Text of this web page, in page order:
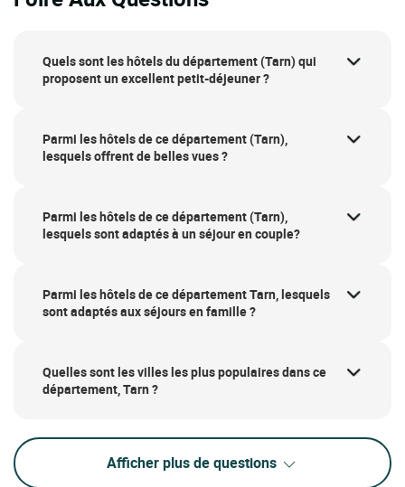
Quels sont les hôtels du département (Tarn) qui
proposent un excellent petit-déjeuner ?
Parmi les hôtels de ce département (Tarn),
lesquels offrent de belles vues ?
Parmi les hôtels de ce département (Tarn),
lesquels sont adaptés à un séjour en couple?
Parmi les hôtels de ce département Tarn, lesquels
sont adaptés aux séjours en famille ?
Quelles sont les villes les plus populaires dans ce
département, Tarn ?
Afficher plus de questions